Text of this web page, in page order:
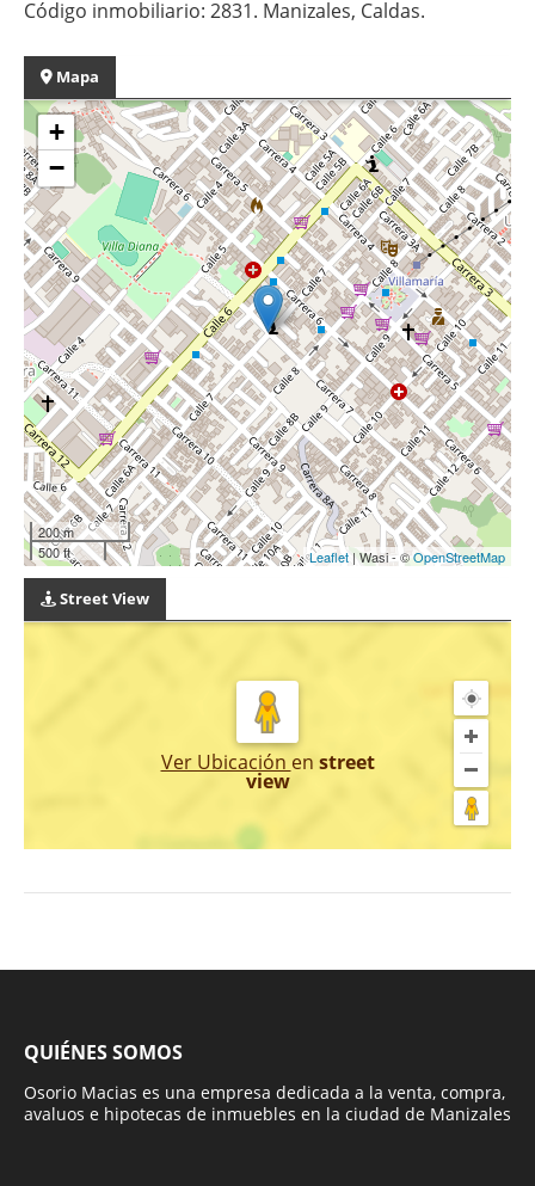
Código inmobiliario: 2831. Manizales, Caldas.
Mapa
+
−
200 m
500 ft
Leaflet| Wasi - ©OpenStreetMap
Street View
Ver Ubicación en street
view
QUIÉNES SOMOS
Osorio Macias es una empresa dedicada a la venta, compra,
avaluos e hipotecas de inmuebles en la ciudad de Manizales